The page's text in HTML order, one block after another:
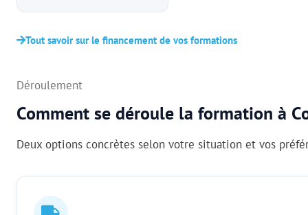
Tout savoir sur le financement de vos formations
Déroulement
Comment se déroule la formation à
Deux options concrètes selon votre situation et vos